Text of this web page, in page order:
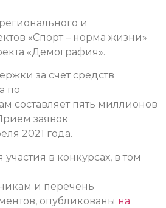
и
«Спорт – норма жизни»
«Демография».
за счет средств
по
составляет пять миллионов
заявок
2021 года.
в конкурсах, в том
и перечень
опубликованы на